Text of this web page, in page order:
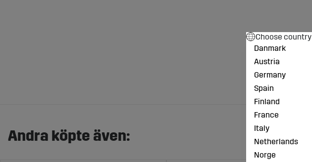
Andra köpte även:
Choose country
Danmark
Austria
Germany
Spain
Finland
France
Italy
Netherlands
Norge